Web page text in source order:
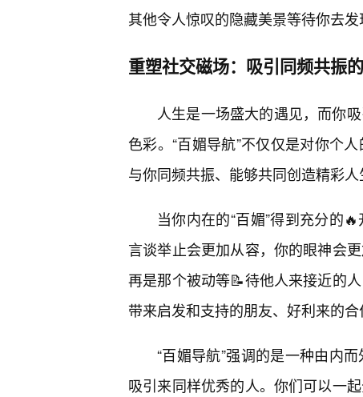
其他令人惊叹的隐藏美景等待你去发
重塑社交磁场：吸引同频共振
人生是一场盛大的遇见，而你
色彩。“百媚导航”不仅仅是对你个
与你同频共振、能够共同创造精彩人
当你内在的“百媚”得到充分的
言谈举止会更加从容，你的眼神会
再是那个被动等📝待他人来接近的
带来启发和支持的朋友、好利来的合
“百媚导航”强调的是一种由内
吸引来同样优秀的人。你们可以一